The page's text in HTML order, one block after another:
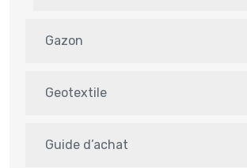
Gazon
Geotextile
Guide d’achat